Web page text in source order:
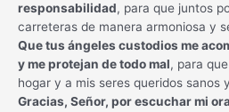
responsabilidad, para que juntos
carreteras de manera armoniosa y
Que tus ángeles custodios me
y me protejan de todo mal, para
hogar y a mis seres queridos sanos
Gracias, Señor, por escuchar mi